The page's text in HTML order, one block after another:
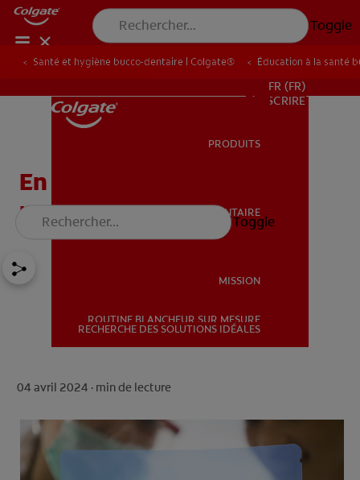
Toggle
SANTÉ BUCCO-DENTAIRE
ROUTINE BLANCHEUR SUR MESURE
POUR LES PROFESSIONNELS
POUR LES PROFESSIONNELS
FR (FR)
S’INSCRIRE
PRODUITS
SANTÉ BUCCO-DENTAIRE
MISSION
ROUTINE BLANCHEUR SUR MESURE
RECHERCHE DES SOLUTIONS IDÉALES
Toggle
Santé et hygiène bucco-dentaire | Colgate® Éducation à la santé
En savoir plus sur les
radiographies dentaires
04 avril 2024 · min de lecture